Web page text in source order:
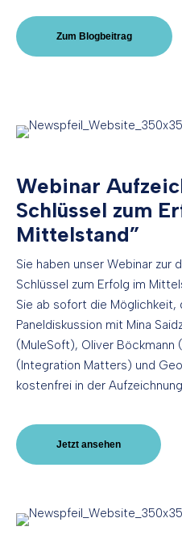
Zum Blogbeitrag
Webinar
Schlüssel zum
Mittelstand”
Sie haben unser Webinar zur
Schlüssel zum Erfolg im
Sie ab sofort die Möglichkeit,
Paneldiskussion mit Mina
(MuleSoft), Oliver Böckmann
(Integration Matters) und
kostenfrei in der
Jetzt ansehen